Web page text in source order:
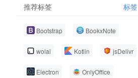
推荐标签 标签
Bootstrap BookxNote
wolai Kotlin jsDelivr
Electron OnlyOffice